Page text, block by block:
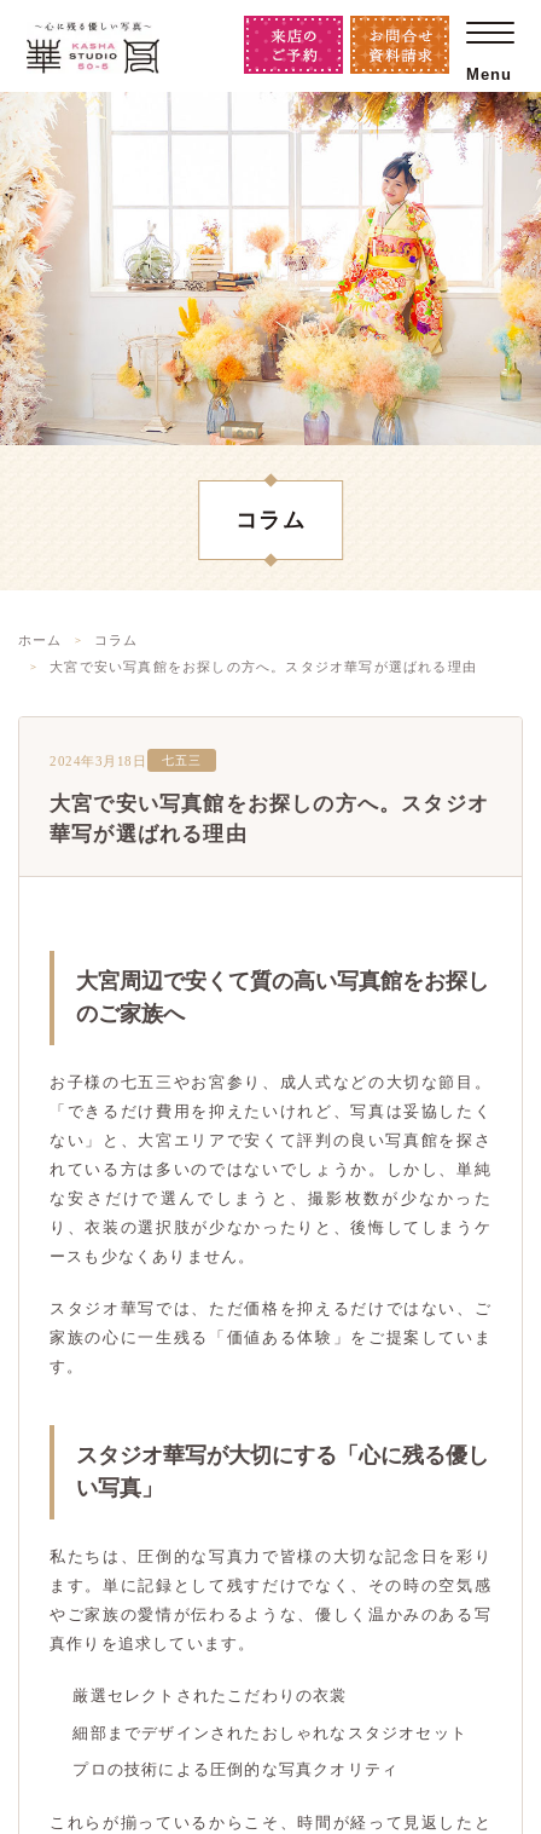
Menu
コラム
ホーム
コラム
大宮で安い写真館をお探しの方へ。スタジオ華写が選ばれる理由
2024年3月18日 七五三
大宮で安い写真館をお探しの方へ。スタジオ
華写が選ばれる理由
大宮周辺で安くて質の高い写真館をお探し
のご家族へ
お子様の七五三やお宮参り、成人式などの大切な節目。
「できるだけ費用を抑えたいけれど、写真は妥協したく
ない」と、大宮エリアで安くて評判の良い写真館を探さ
れている方は多いのではないでしょうか。しかし、単純
な安さだけで選んでしまうと、撮影枚数が少なかった
り、衣装の選択肢が少なかったりと、後悔してしまうケ
ースも少なくありません。
スタジオ華写では、ただ価格を抑えるだけではない、ご
家族の心に一生残る「価値ある体験」をご提案していま
す。
スタジオ華写が大切にする「心に残る優し
い写真」
私たちは、圧倒的な写真力で皆様の大切な記念日を彩り
ます。単に記録として残すだけでなく、その時の空気感
やご家族の愛情が伝わるような、優しく温かみのある写
真作りを追求しています。
厳選セレクトされたこだわりの衣裳
細部までデザインされたおしゃれなスタジオセット
プロの技術による圧倒的な写真クオリティ
これらが揃っているからこそ、時間が経って見返したと